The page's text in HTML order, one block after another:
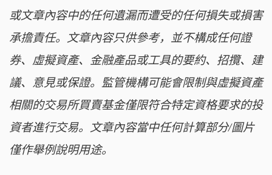
或文章內容中的任何遺漏而遭受的任何損失或損害
承擔責任。文章內容只供參考，並不構成任何證
券、虛擬資產、金融產品或工具的要約、招攬、建
議、意見或保證。監管機構可能會限制與虛擬資產
相關的交易所買賣基金僅限符合特定資格要求的投
資者進行交易。文章內容當中任何計算部分/圖片
僅作舉例說明用途。